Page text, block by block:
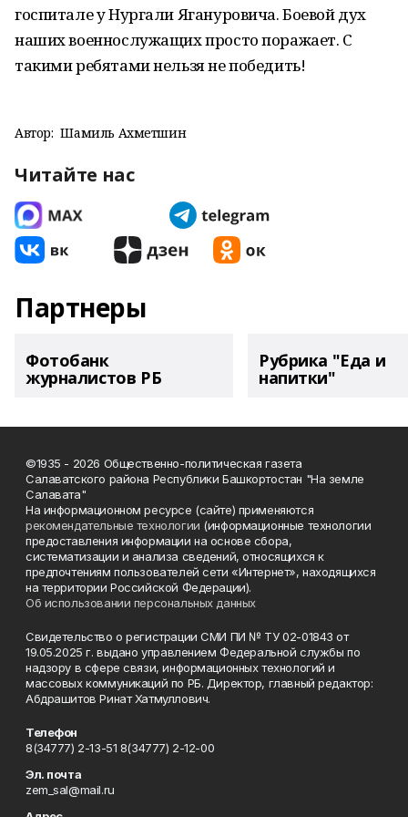
госпитале у Нургали Ягануровича. Боевой дух
наших военнослужащих просто поражает. С
такими ребятами нельзя не победить!
Автор: Шамиль Ахметшин
Читайте нас
Партнеры
Фотобанк
журналистов РБ
Рубрика "Еда и
напитки"
©1935 - 2026 Общественно-политическая газета
Салаватского района Республики Башкортостан "На земле
Салавата"
На информационном ресурсе (сайте) применяются
рекомендательные технологии (информационные технологии
предоставления информации на основе сбора,
систематизации и анализа сведений, относящихся к
предпочтениям пользователей сети «Интернет», находящихся
на территории Российской Федерации).
Об использовании персональных данных
Свидетельство о регистрации СМИ ПИ № ТУ 02-01843 от
19.05.2025 г. выдано управлением Федеральной службы по
надзору в сфере связи, информационных технологий и
массовых коммуникаций по РБ. Директор, главный редактор:
Абдрашитов Ринат Хатмуллович.
Телефон
8(34777) 2-13-51 8(34777) 2-12-00
Эл. почта
zem_sal@mail.ru